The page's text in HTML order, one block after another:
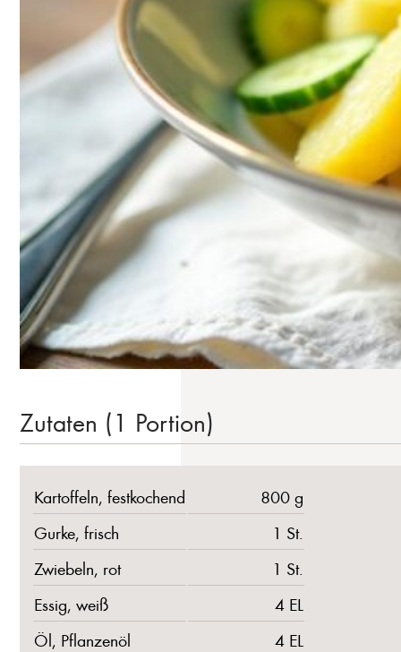
Zutaten (1 Portion)
Kartoffeln, festkochend
800 g
Gurke, frisch
1 St.
Zwiebeln, rot
1 St.
Essig, weiß
4 EL
Öl, Pflanzenöl
4 EL